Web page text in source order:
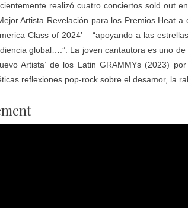
realizó cuatro conciertos sold out
Artista Revelación para los Premios Heat
Class of 2024’ – “apoyando a las
global….”. La joven cantautora es uno
Artista’ de los Latin GRAMMYs (2023)
reflexiones pop-rock sobre el desamor, la